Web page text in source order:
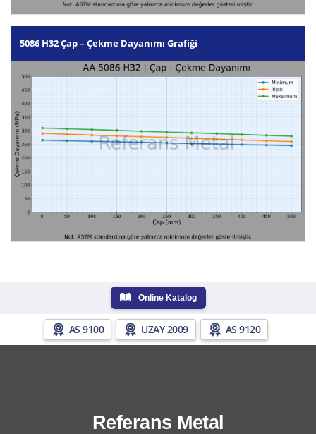
5086 H32 Çap – Çekme Dayanımı Grafiği
Online Katalog
AS 9100 UZAY 2009 AS 9120
Referans Metal